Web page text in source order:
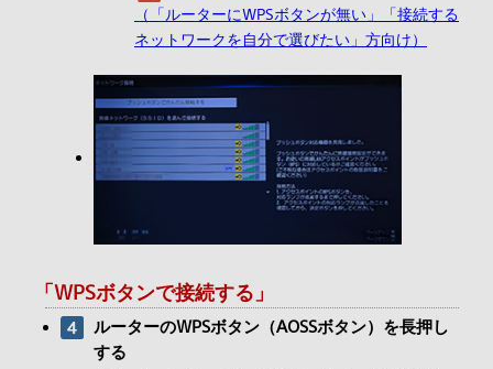
（「ルーターにWPSボタンが無い」「接続する
ネットワークを自分で選びたい」方向け）
「WPSボタンで接続する」
ルーターのWPSボタン（AOSSボタン）を長押し
する